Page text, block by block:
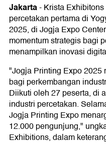
Jakarta-Krista
percetakan pertama di
2025, di Jogja Expo
momentum strategis bagi
menampilkan inovasi
"Jogja Printing Expo 2025
bagi perkembangan
Diikuti oleh 27 peserta, di
industri percetakan.
Jogja Printing Expo
12.000 pengunjung,"
Exhibitions, dalam